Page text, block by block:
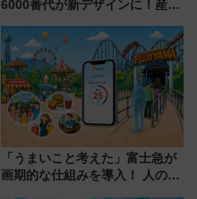
6000番代が新デザインに！産学
用は今冬から
「うまいこと考えた」富士急が
画期的な仕組みを導入！ 人のか